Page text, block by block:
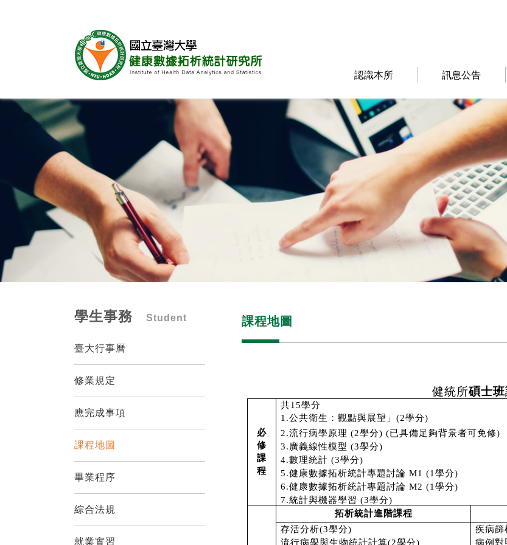
認識本所 訊息公告
學生事務 Student
臺大行事曆
修業規定
應完成事項
課程地圖
畢業程序
綜合法規
就業實習
課程地圖
健統所碩士班
必
修
課
程
共15學分
1.公共衛生：觀點與展望」(2學分)
2.流行病學原理(2學分) (已具備足夠背景者可免修)
3. 廣義線性模型 (3學分)
4.數理統計 (3學分)
5.健康數據拓析統計專題討論 M1 (1學分)
6.健康數據拓析統計專題討論 M2 (1學分)
7.統計與機器學習 (3學分)
拓析統計進階課程
存活分析(3學分)
流行病學與生物統計計算(2學分)
疾病篩
病例對